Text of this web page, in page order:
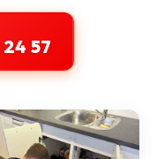
24 57